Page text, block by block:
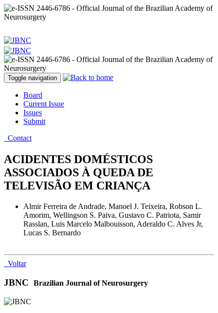
Toggle navigation
Board
Current Issue
Issues
Submit
Contact
ACIDENTES DOMÉSTICOS
ASSOCIADOS À QUEDA DE
TELEVISÃO EM CRIANÇA
Almir Ferreira de Andrade, Manoel J. Teixeira, Robson L.
Amorim, Wellingson S. Paiva, Gustavo C. Patriota, Samir
Rasslan, Luis Marcelo Malbouisson, Aderaldo C. Alves Jr,
Lucas S. Bernardo
Voltar
JBNC Brazilian Journal of Neurosurgery